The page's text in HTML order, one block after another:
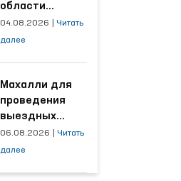
области
налажена
адресная работа
наибольшее
количество
обращений
04.08.2026
Читать
далее
Махалли для
проведения
выездных
приёмов
определяются
06.08.2026
Читать
далее